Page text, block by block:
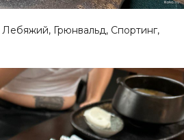
Лебяжий, Грюнвальд, Спортинг,